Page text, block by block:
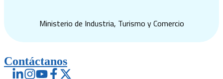
Ministerio de Industria, Turismo y Comercio
Contáctanos